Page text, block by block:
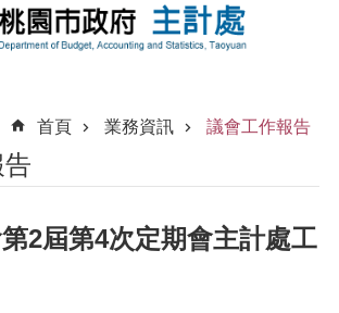
首頁
業務資訊 議會工作報告
2屆第4次定期會主計處工